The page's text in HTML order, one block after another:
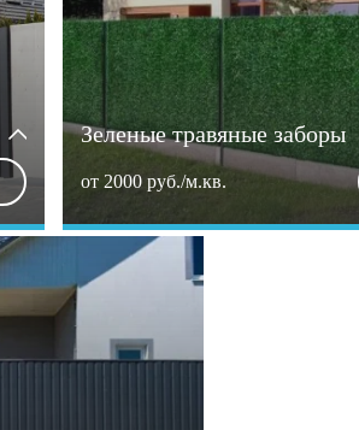
Зеленые травяные заборы
от 2000 руб./м.кв.